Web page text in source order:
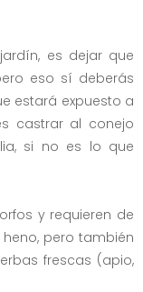
es dejar que
eso sí deberás
estará expuesto a
castrar al conejo
si no es lo que
y requieren de
pero también
frescas (apio,